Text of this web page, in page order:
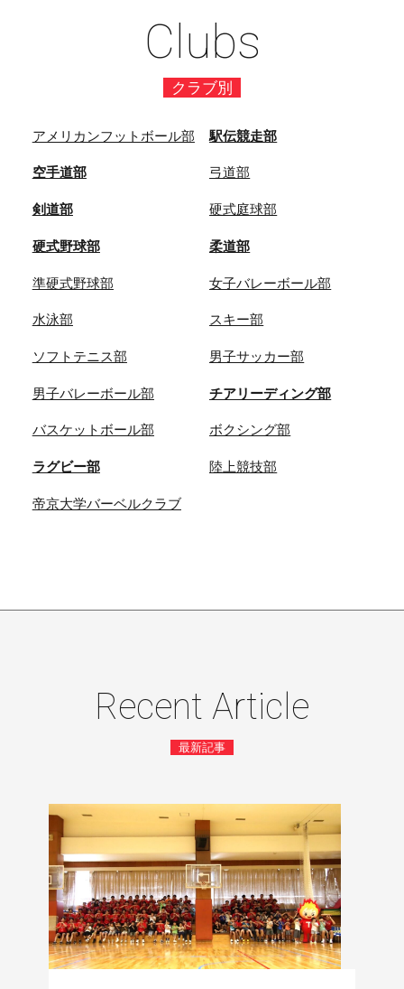
Clubs
クラブ別
アメリカンフットボール部 駅伝競走部
空手道部 弓道部
剣道部 硬式庭球部
硬式野球部 柔道部
準硬式野球部 女子バレーボール部
水泳部 スキー部
ソフトテニス部 男子サッカー部
男子バレーボール部 チアリーディング部
バスケットボール部 ボクシング部
ラグビー部 陸上競技部
帝京大学バーベルクラブ
Recent Article
最新記事